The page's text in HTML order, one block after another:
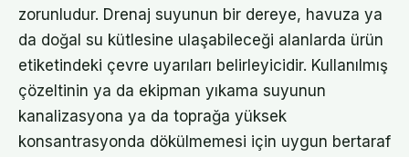
zorunludur. Drenaj suyunun bir dereye, havuza ya
da doğal su kütlesine ulaşabileceği alanlarda ürün
etiketindeki çevre uyarıları belirleyicidir. Kullanılmış
çözeltinin ya da ekipman yıkama suyunun
kanalizasyona ya da toprağa yüksek
konsantrasyonda dökülmemesi için uygun bertaraf